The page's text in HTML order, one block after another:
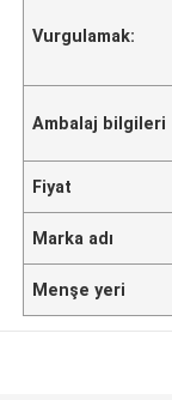
Vurgulamak:
Ambalaj bilgileri
Fiyat
Marka adı
Menşe yeri